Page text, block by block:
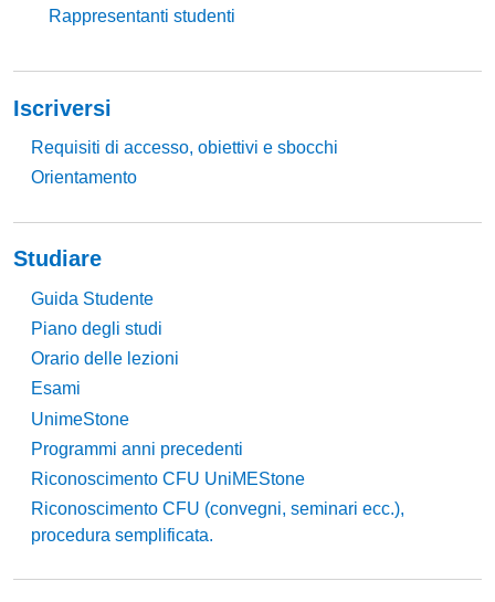
Rappresentanti studenti
Iscriversi
Requisiti di accesso, obiettivi e sbocchi
Orientamento
Studiare
Guida Studente
Piano degli studi
Orario delle lezioni
Esami
UnimeStone
Programmi anni precedenti
Riconoscimento CFU UniMEStone
Riconoscimento CFU (convegni, seminari ecc.),
procedura semplificata.